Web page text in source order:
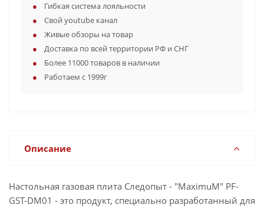
Гибкая система лояльности
Свой youtube канал
Живые обзоры на товар
Доставка по всей территории РФ и СНГ
Более 11000 товаров в наличии
Работаем с 1999г
Описание
Настольная газовая плита Следопыт - "MaximuM" PF-
GST-DM01 - это продукт, специально разработанный для